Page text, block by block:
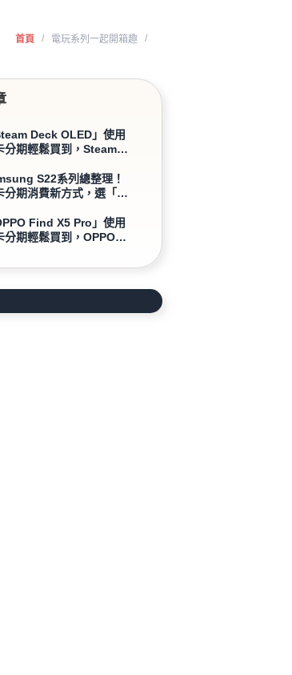
首頁 / 電玩系列一起開箱趣 /
Deck OLED」使用
分期輕鬆買到，Steam
S22系列總整理！
分期消費新方式，選「這
Find X5 Pro」使用
分期輕鬆買到，OPPO